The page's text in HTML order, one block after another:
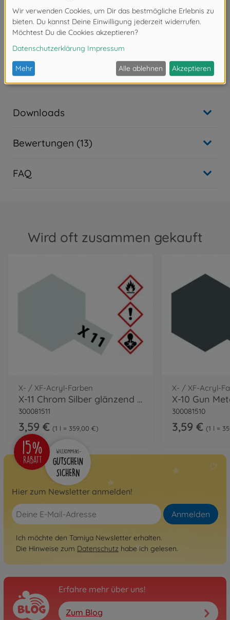
- H332 Gesundheitsschädlich bei Einatmen.
- H336 Kann Schläfrigkeit und Benommenheit
verursachen.
Tamiya XF-Acrylfarbe
XF-1 Schwarz matt
Inhalt: 10 ml
Downloads
Bewertungen (13)
FAQ
Wird oft zusammen gekauft
X- / XF-Acryl-Farben
X-11 Chrom Silber glänzend 10ml
300081511
3,59 € 1 l = 359,00 €
X- / XF-Acryl-
300081510
3,59 € 1 l =
Hier zum Newsletter anmelden!
Anmelden
Ich möchte den Tamiya Newsletter erhalten.
Die Hinweise zum Datenschutz habe ich gelesen.
Erfahre mehr über uns!
Zum Blog